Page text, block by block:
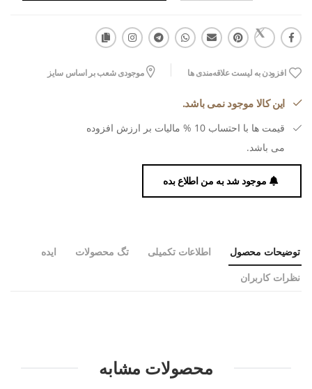
افزودن به لیست علاقه‌مندی ها موجودی شعب بر اساس سایز
این کالا موجود نمی باشد.
قیمت ها با احتساب 10 % مالیات بر ارزش افزوده
می باشد.
موجود شد به من اطلاع بده
توضیحات محصول اطلاعات تکمیلی تگ محصولات ایده
نظرات کاربران
محصولات مشابه